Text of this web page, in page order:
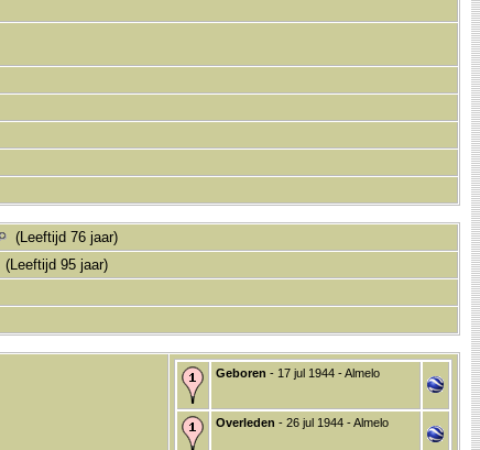
(Leeftijd 76 jaar)
(Leeftijd 95 jaar)
Geboren - 17 jul 1944 - Almelo
Overleden - 26 jul 1944 - Almelo